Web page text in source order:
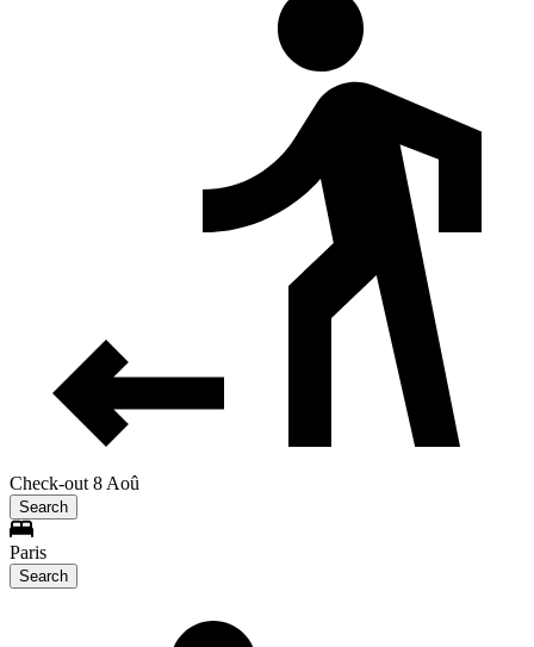
Check-out 8 Aoû
Search
Paris
Search